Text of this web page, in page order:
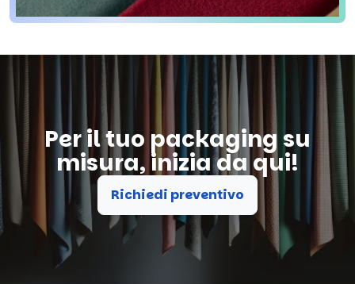
Per il tuo packaging su
misura, inizia da qui!
Richiedi preventivo